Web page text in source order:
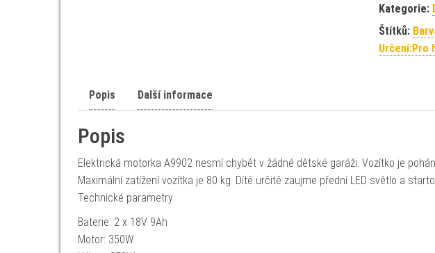
Kategorie:
Štítků:
Určení:Pro
Popis Další informace
Popis
Elektrická motorka A9902 nesmí chybět v žádné dětské garáži. Vozítko je
Maximální zatížení vozítka je 80 kg. Dítě určitě zaujme přední LED světlo a
Technické parametry:
Baterie: 2 x 18V 9Ah
Motor: 350W